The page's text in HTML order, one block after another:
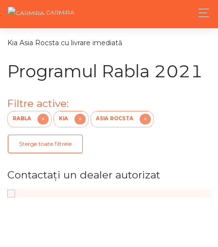
CARMIRA
Kia Asia Rocsta cu livrare imediată
Programul Rabla 2021
Filtre active:
RABLA X KIA X ASIA ROCSTA X
Șterge toate filtrele
Contactaţi un dealer autorizat